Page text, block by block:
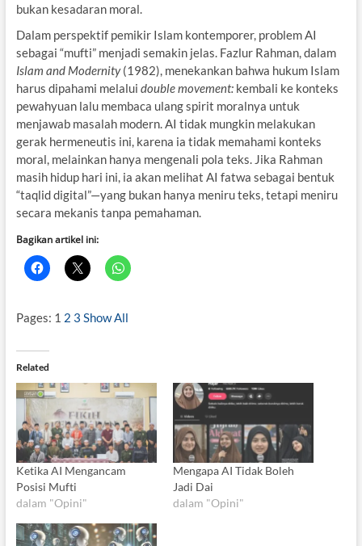
bukan kesadaran moral.
Dalam perspektif pemikir Islam kontemporer, problem AI
sebagai “mufti” menjadi semakin jelas. Fazlur Rahman, dalam
Islam and Modernity(1982), menekankan bahwa hukum Islam
harus dipahami melalui double movement:kembali ke konteks
pewahyuan lalu membaca ulang spirit moralnya untuk
menjawab masalah modern. AI tidak mungkin melakukan
gerak hermeneutis ini, karena ia tidak memahami konteks
moral, melainkan hanya mengenali pola teks. Jika Rahman
masih hidup hari ini, ia akan melihat AI fatwa sebagai bentuk
“taqlid digital”—yang bukan hanya meniru teks, tetapi meniru
secara mekanis tanpa pemahaman.
Bagikan artikel ini:
Pages: 1 2 3 Show All
Related
Ketika AI Mengancam
Posisi Mufti
dalam "Opini"
Mengapa AI Tidak Boleh
Jadi Dai
dalam "Opini"